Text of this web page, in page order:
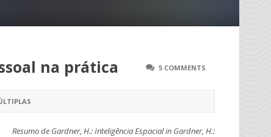
5 COMMENTS
na prática
Resumo de Gardner, H.: Inteligência Espacial in Gardner, H.: